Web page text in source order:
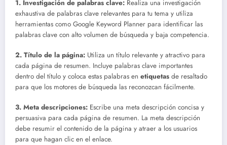
1. Investigación de palabras clave: Realiza una investigación
exhaustiva de palabras clave relevantes para tu tema y utiliza
herramientas como Google Keyword Planner para identificar las
palabras clave con alto volumen de búsqueda y baja competencia.
2. Título de la página: Utiliza un título relevante y atractivo para
cada página de resumen. Incluye palabras clave importantes
dentro del título y coloca estas palabras en etiquetas de resaltado
para que los motores de búsqueda las reconozcan fácilmente.
3. Meta descripciones: Escribe una meta descripción concisa y
persuasiva para cada página de resumen. La meta descripción
debe resumir el contenido de la página y atraer a los usuarios
para que hagan clic en el enlace.